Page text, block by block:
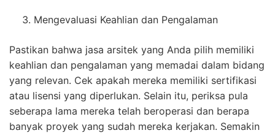
Mengevaluasi Keahlian dan Pengalaman
Pastikan bahwa jasa arsitek yang Anda pilih memiliki
keahlian dan pengalaman yang memadai dalam bidang
yang relevan. Cek apakah mereka memiliki sertifikasi
atau lisensi yang diperlukan. Selain itu, periksa pula
seberapa lama mereka telah beroperasi dan berapa
banyak proyek yang sudah mereka kerjakan. Semakin